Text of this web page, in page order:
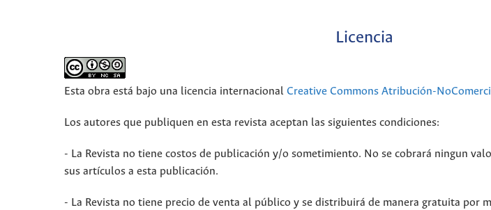
Licencia
Esta obra está bajo una licencia internacional Creative Commons Atribución-
Los autores que publiquen en esta revista aceptan las siguientes condiciones:
- La Revista no tiene costos de publicación y/o sometimiento. No se cobrará ningun
sus artículos a esta publicación.
- La Revista no tiene precio de venta al público y se distribuirá de manera gratuita por